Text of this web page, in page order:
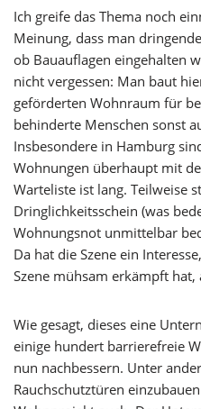
Ich greife das Thema noch
Meinung, dass man
ob Bauauflagen eingehalten
nicht vergessen: Man baut
geförderten Wohnraum für
behinderte Menschen sonst
Insbesondere in Hamburg
Wohnungen überhaupt mit
Warteliste ist lang. Teilweise
Dringlichkeitsschein (was
Wohnungsnot unmittelbar
Da hat die Szene ein
Szene mühsam erkämpft
Wie gesagt, dieses eine
einige hundert barrierefreie
nun nachbessern. Unter
Rauchschutztüren